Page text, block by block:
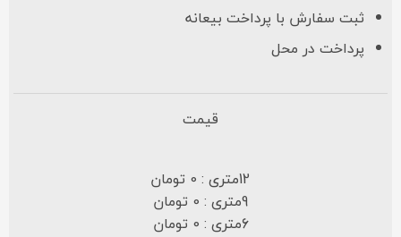
ثبت سفارش با پرداخت بیعانه
پرداخت در محل
قیمت
12متری : 0 تومان
9متری : 0 تومان
6متری : 0 تومان